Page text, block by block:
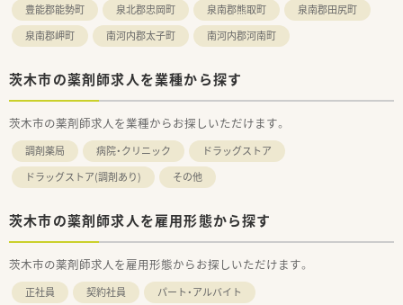
豊能郡能勢町
泉北郡忠岡町 泉南郡熊取町
泉南郡田尻町
泉南郡岬町
南河内郡太子町 南河内郡河南町
茨木市の薬剤師求人を業種から探す
茨木市の薬剤師求人を業種からお探しいただけます。
調剤薬局 病院・クリニック
ドラッグストア
ドラッグストア(調剤あり)
その他
茨木市の薬剤師求人を雇用形態から探す
茨木市の薬剤師求人を雇用形態からお探しいただけます。
正社員 契約社員 パート・アルバイト